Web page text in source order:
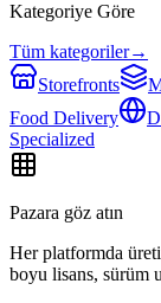
Kategoriye Göre
Tüm kategoriler→
Storefronts
Food Delivery
Specialized
Pazara göz atın
Her platformda
boyu lisans, sürüm